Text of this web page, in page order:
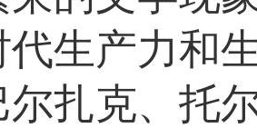
代生产力和
尔扎克、托